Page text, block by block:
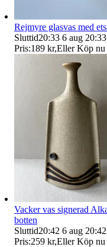
Rejmyre glasvas med
Sluttid20:33 6 aug 20:33
Pris:189 kr,Eller Köp nu
Vacker vas signerad
botten
Sluttid20:42 6 aug 20:42
Pris:259 kr,Eller Köp nu